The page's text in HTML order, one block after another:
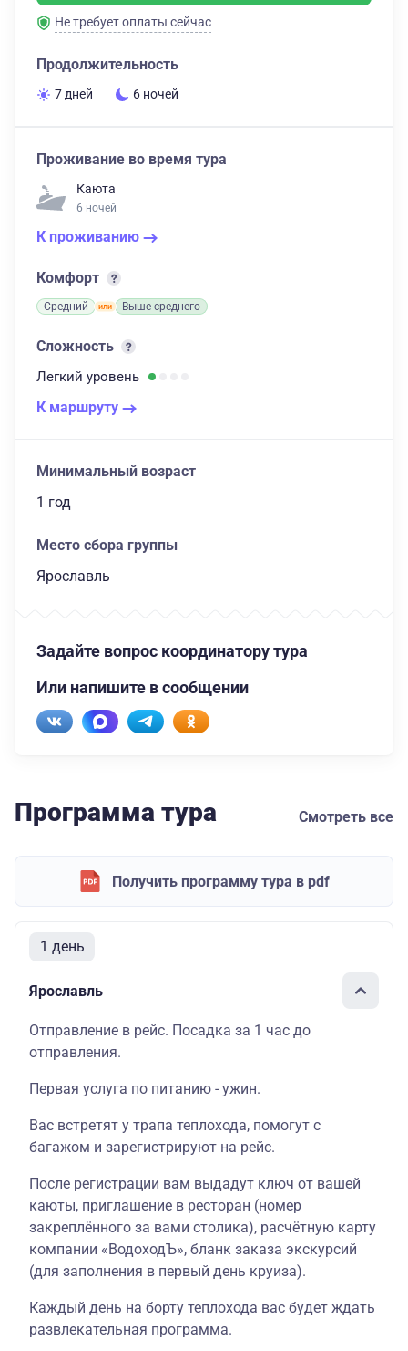
Не требует оплаты сейчас
Продолжительность
7 дней 6 ночей
Проживание во время тура
Каюта
6 ночей
К проживанию
Комфорт
Средний Выше среднего
Сложность
Легкий уровень
К маршруту
Минимальный возраст
1 год
Место сбора группы
Ярославль
Задайте вопрос координатору тура
Или напишите в сообщении
Программа тура Смотреть все
Получить программу тура в pdf
1 день
Ярославль
Отправление в рейс. Посадка за 1 час до
отправления.
Первая услуга по питанию - ужин.
Вас встретят у трапа теплохода, помогут с
багажом и зарегистрируют на рейс.
После регистрации вам выдадут ключ от вашей
каюты, приглашение в ресторан (номер
закреплённого за вами столика), расчётную карту
компании «ВодоходЪ», бланк заказа экскурсий
(для заполнения в первый день круиза).
Каждый день на борту теплохода вас будет ждать
развлекательная программа.